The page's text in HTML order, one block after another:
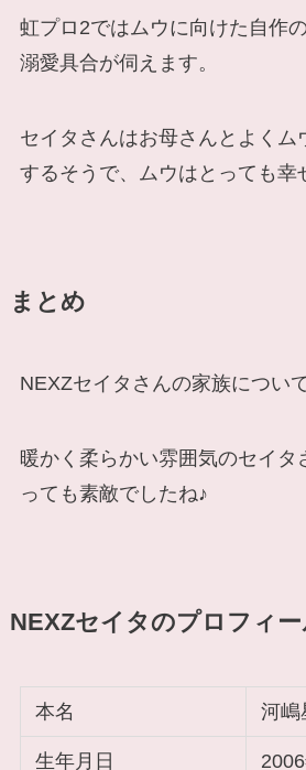
虹プロ2ではムウに向けた自作
溺愛具合が伺えます。
セイタさんはお母さんとよくム
するそうで、ムウはとっても幸
まとめ
NEXZセイタさんの家族につい
暖かく柔らかい雰囲気のセイタ
っても素敵でしたね♪
NEXZセイタのプロフィ
本名 河嶋
生年月日